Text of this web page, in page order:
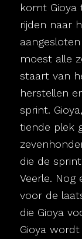
komt Gioya
rijden naar
moest alle
staart van
herstellen
sprint.
tiende plek
die de
Veerle. Nog
voor de
die Gioya
Gioya